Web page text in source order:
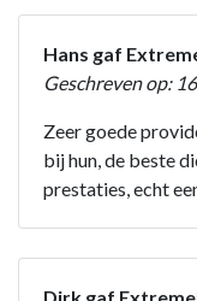
Hans gaf
Geschreven op:
Zeer goede
bij hun, de beste
prestaties, echt
Dirk gaf